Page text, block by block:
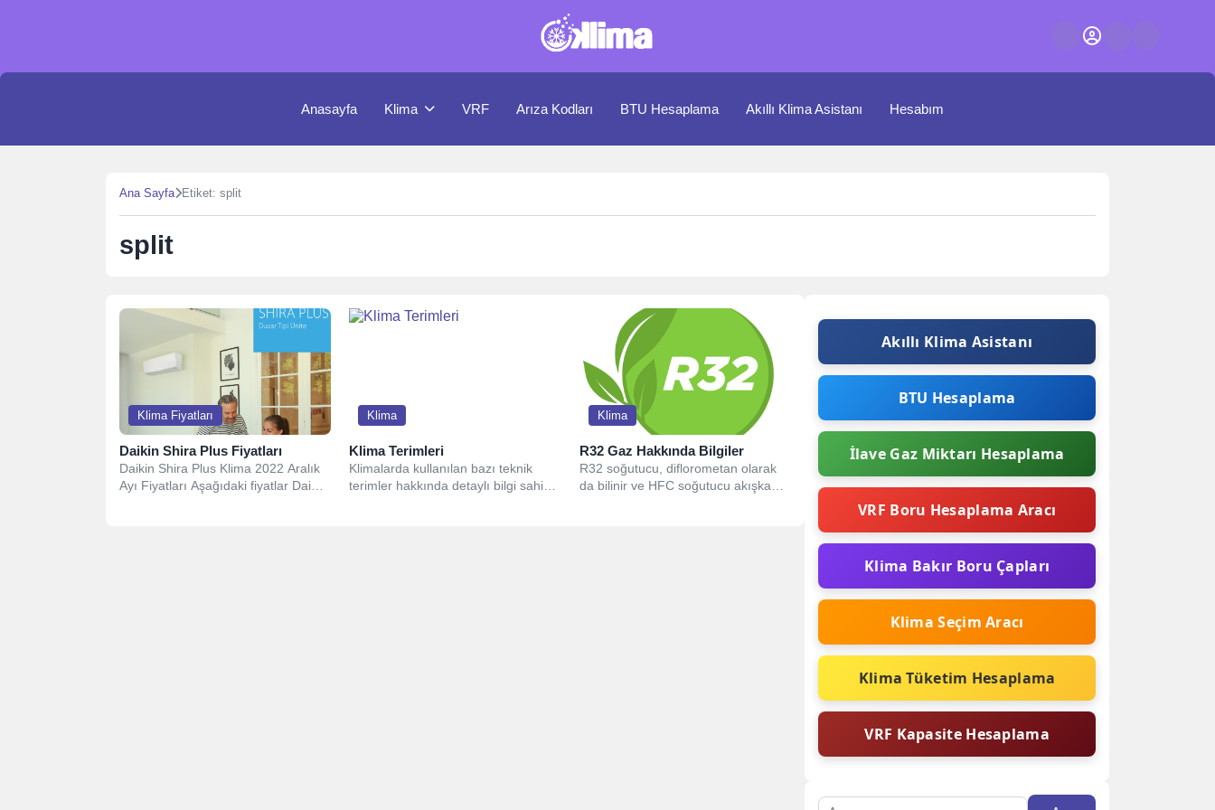
Anasayfa Klima VRF Arıza Kodları BTU Hesaplama Akıllı Klima Asistanı Hesabım
Ana Sayfa Etiket: split
split
Klima Fiyatları
Daikin Shira Plus Fiyatları
Daikin Shira Plus Klima 2022 Aralık
Ayı Fiyatları Aşağıdaki fiyatlar Daikin
Klima
Klima Terimleri
Klimalarda kullanılan bazı teknik
terimler hakkında detaylı bilgi sahibi
Klima
R32 Gaz Hakkında Bilgiler
R32 soğutucu, diflorometan olarak
da bilinir ve HFC soğutucu akışkan
Akıllı Klima Asistanı
BTU Hesaplama
İlave Gaz Miktarı Hesaplama
VRF Boru Hesaplama Aracı
Klima Bakır Boru Çapları
Klima Seçim Aracı
Klima Tüketim Hesaplama
VRF Kapasite Hesaplama
Arama: